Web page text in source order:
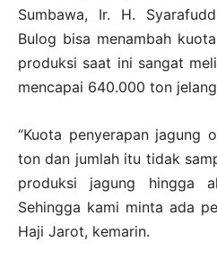
Sumbawa, Ir. H.
Bulog bisa menambah
produksi saat ini sangat
mencapai 640.000 ton
“Kuota penyerapan jagung
ton dan jumlah itu tidak
produksi jagung hingga
Sehingga kami minta ada
Haji Jarot, kemarin.